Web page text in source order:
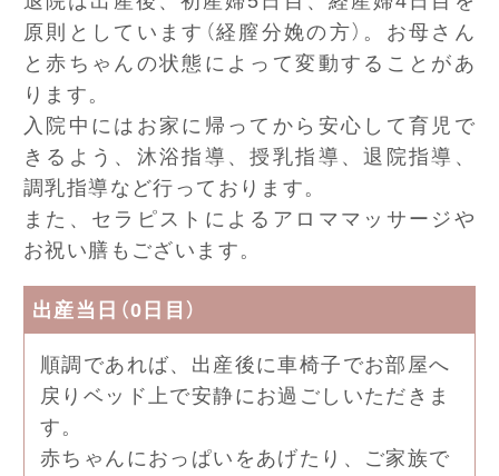
原則としています（経膣分娩の方）。お母さん
と赤ちゃんの状態によって変動することがあ
ります。
入院中にはお家に帰ってから安心して育児で
きるよう、沐浴指導、授乳指導、退院指導、
調乳指導など行っております。
また、セラピストによるアロママッサージや
お祝い膳もございます。
出産当日（0日目）
順調であれば、出産後に車椅子でお部屋へ
戻りベッド上で安静にお過ごしいただきま
す。
赤ちゃんにおっぱいをあげたり、ご家族で